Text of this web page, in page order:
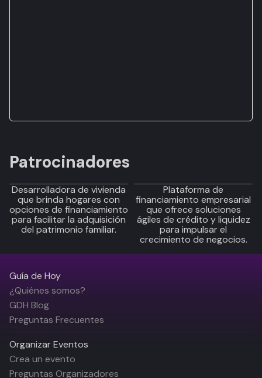
Patrocinadores
Desarrolladora de vivienda
que brinda hogares con
opciones de financiamiento
para facilitar la adquisición
del patrimonio familiar.
Plataforma de
financiamiento empresarial
que ofrece soluciones
ágiles de crédito y liquidez
para impulsar el
crecimiento de negocios.
Guía de Hoy
¿Quiénes somos?
GDH Blog
Preguntas Frecuentes
Organizar Eventos
Crea un evento
Preguntas Organizadores